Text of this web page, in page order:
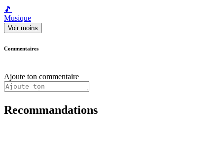
🎵
Musique
Voir moins
Commentaires
Ajoute ton commentaire
Recommandations